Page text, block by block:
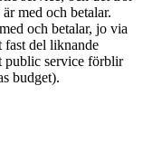
med och betalar.
och betalar, jo via
fast del liknande
public service förblir
budget).